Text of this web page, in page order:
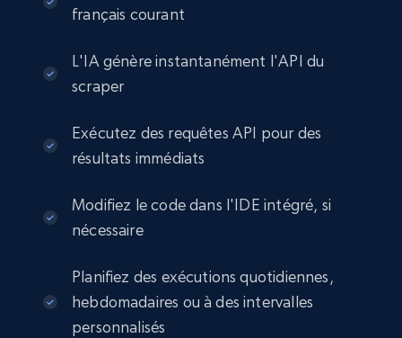
français courant
L'IA génère instantanément l'API du
scraper
Exécutez des requêtes API pour des
résultats immédiats
Modifiez le code dans l'IDE intégré, si
nécessaire
Planifiez des exécutions quotidiennes,
hebdomadaires ou à des intervalles
personnalisés